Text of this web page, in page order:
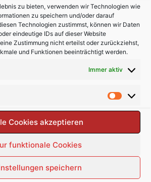
zu bieten, verwenden wir Technologien wie
zu speichern und/oder darauf
Technologien zustimmst, können wir Daten
eindeutige IDs auf dieser Website
Zustimmung nicht erteilst oder zurückziehst,
und Funktionen beeinträchtigt werden.
Immer aktiv
Cookies akzeptieren
funktionale Cookies
speichern